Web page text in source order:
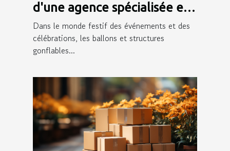
d'une agence spécialisée en
ballons et structures
gonflables
Dans le monde festif des événements et des
célébrations, les ballons et structures
gonflables...